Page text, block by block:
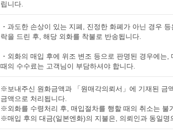
립니다.
・과도한 손상이 있는 지폐, 진정한 화폐가 아닌 경우
락을 드린 후, 해당 외화를 착불로 반송됩니다.
・외화의 매입 후에 위조 변조 등으로 판명된 경우에
때의 수수료는 고객님이 부담하셔야 합니다.
※보내주신 원화금액과 「원매각의뢰서」에 기재된 금
금액으로 처리됩니다.
※외화를 수령처리 후, 매입절차를 행할 때의 취소는 불
※매입 후의 대금(일본엔화)의 지불은, 의뢰인과 동일명